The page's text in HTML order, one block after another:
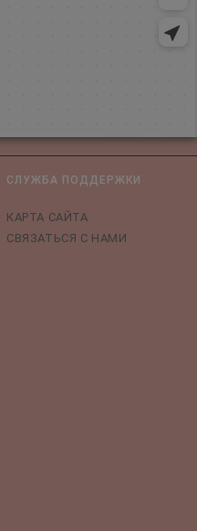
СЛУЖБА ПОДДЕРЖКИ
КАРТА САЙТА
СВЯЗАТЬСЯ С НАМИ